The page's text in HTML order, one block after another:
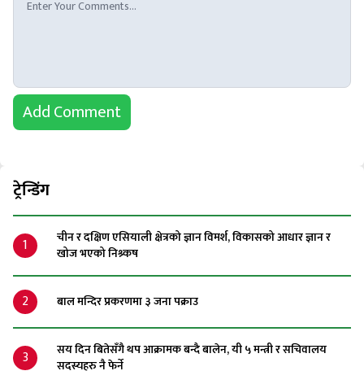
Add Comment
ट्रेन्डिंग
1
चीन र दक्षिण एसियाली क्षेत्रको ज्ञान विमर्श, विकासको आधार ज्ञान र
खोज भएको निश्र्कष
2 बाल मन्दिर प्रकरणमा ३ जना पक्राउ
3
सय दिन बितेसँगै थप आक्रामक बन्दै बालेन, यी ५ मन्त्री र सचिवालय
सदस्यहरु नै फेर्ने